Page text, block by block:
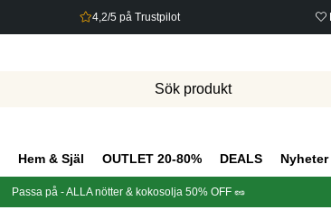
4,2/5 på Trustpilot
Hem & Själ OUTLET 20-80% DEALS Nyheter
Passa på - ALLA nötter & kokosolja 50% OFF 🥜